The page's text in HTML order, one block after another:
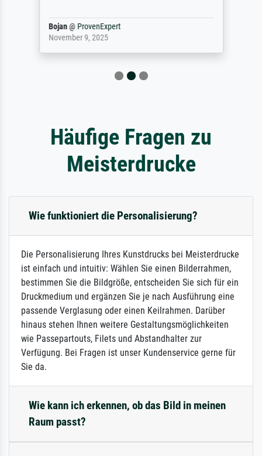
Bojan@ ProvenExpert
November 9, 2025
Häufige Fragen zu
Meisterdrucke
Wie funktioniert die Personalisierung?
Die Personalisierung Ihres Kunstdrucks bei Meisterdrucke
ist einfach und intuitiv: Wählen Sie einen Bilderrahmen,
bestimmen Sie die Bildgröße, entscheiden Sie sich für ein
Druckmedium und ergänzen Sie je nach Ausführung eine
passende Verglasung oder einen Keilrahmen. Darüber
hinaus stehen Ihnen weitere Gestaltungsmöglichkeiten
wie Passepartouts, Filets und Abstandhalter zur
Verfügung. Bei Fragen ist unser Kundenservice gerne für
Sie da.
Wie kann ich erkennen, ob das Bild in meinen
Raum passt?